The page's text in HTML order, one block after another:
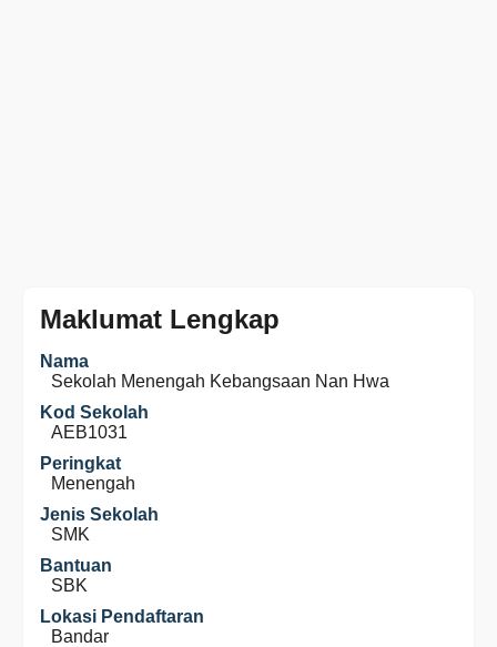
Maklumat Lengkap
Nama
Sekolah Menengah Kebangsaan Nan Hwa
Kod Sekolah
AEB1031
Peringkat
Menengah
Jenis Sekolah
SMK
Bantuan
SBK
Lokasi Pendaftaran
Bandar